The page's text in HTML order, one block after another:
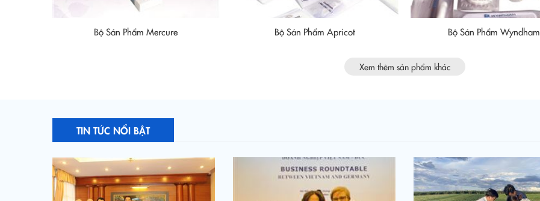
Bộ Sản Phẩm Mercure Bộ Sản Phẩm Apricot Bộ Sản Phẩm Wyndham
Xem thêm sản phẩm khác
TIN TỨC NỔI BẬT